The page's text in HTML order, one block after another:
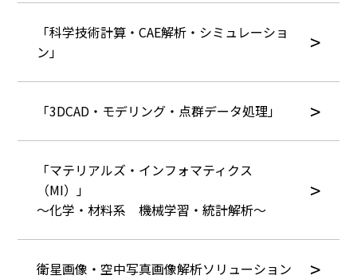
「科学技術計算・CAE解析・シミュレーショ
ン」
「3DCAD・モデリング・点群データ処理」
「マテリアルズ・インフォマティクス
（MI）」
～化学・材料系 機械学習・統計解析～
衛星画像・空中写真画像解析ソリューション